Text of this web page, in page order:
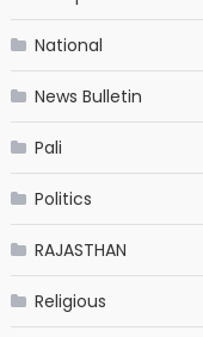
National
News Bulletin
Pali
Politics
RAJASTHAN
Religious